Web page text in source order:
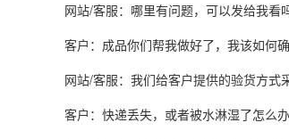
网站/客服：哪里有问题，可以发给我看
客户：成品你们帮我做好了，我该如何
网站/客服：我们给客户提供的验货方
客户：快递丢失，或者被水淋湿了怎么办